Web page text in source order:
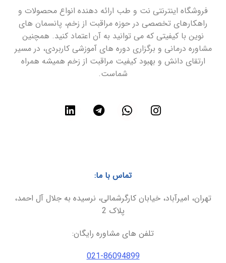
فروشگاه اینترنتی نت و طب ارائه دهنده انواع محصولات و
راهکارهای تخصصی در حوزه مراقبت از زخم، پانسمان های
نوین با کیفیتی که می توانید به آن اعتماد کنید. همچنین
مشاوره درمانی و برگزاری دوره های آموزشی کاربردی، در مسیر
ارتقای دانش و بهبود کیفیت مراقبت از زخم همیشه همراه
شماست.
تماس با ما:
تهران، امیرآباد، خیابان کارگرشمالی، نرسیده به جلال آل احمد،
پلاک 2
تلفن های مشاوره رایگان:
021-86094899